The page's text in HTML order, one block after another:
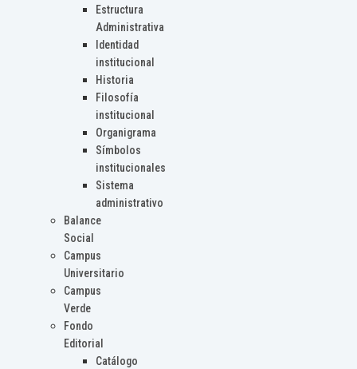
Estructura
Administrativa
Identidad
institucional
Historia
Filosofía
institucional
Organigrama
Símbolos
institucionales
Sistema
administrativo
Balance
Social
Campus
Universitario
Campus
Verde
Fondo
Editorial
Catálogo